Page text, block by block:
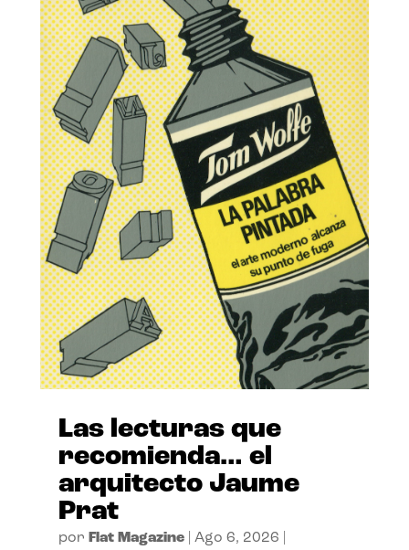
Las lecturas que
recomienda… el
arquitecto Jaume
Prat
por Flat Magazine| Ago 6, 2026